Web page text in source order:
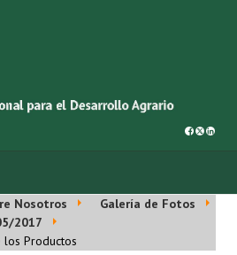
Nosotros
Galería de Fotos
2017
los Productos